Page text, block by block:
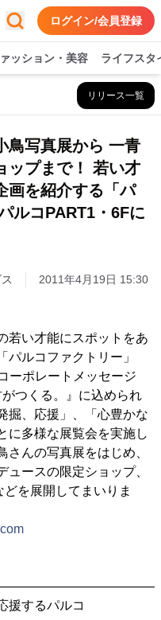
ログイン/会員登録
ッション・美容 ライフスタ
リリース一覧
鳥写真展から 一青
ップまで！ 若い才
画を紹介する「パ
ルコPART1・6Fに
2011年4月19日 15:30
若い才能にスポットをあ
ルコファクトリー」
ーポレートメッセージ
つくる。』に込められ
掘、応援」、「心豊かな
に多様な展覧会を実施し
んの写真展をはじめ、
ースの限定ショップ、
を展開してまいりま
援するパルコ